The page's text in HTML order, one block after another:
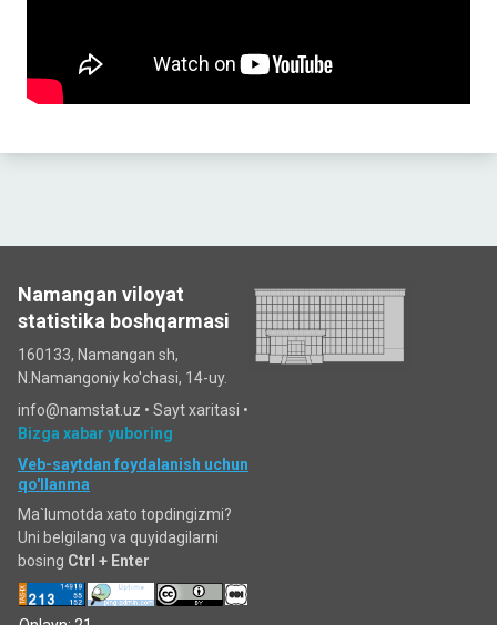
Namangan viloyat
statistika boshqarmasi
160133, Namangan sh,
N.Namangoniy ko'chasi, 14-uy.
info@namstat.uz • Sayt xaritasi •
Bizga xabar yuboring
Veb-saytdan foydalanish uchun
qo'llanma
Ma`lumotda xato topdingizmi?
Uni belgilang va quyidagilarni
bosing Ctrl + Enter